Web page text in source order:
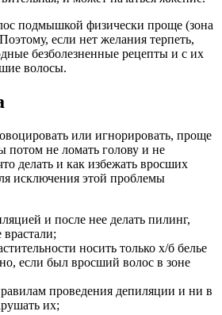
подмышкой физически проще (зона
если нет желания терпеть,
безболезненные рецепты и с их
волосы.
или игнорировать, проще
потом не ломать голову и не
делать и как избежать вросших
исключения этой проблемы
и после нее делать пилинг,
носить только х/б белье
если был вросший волос в зоне
проведения депиляции и ни в
их;